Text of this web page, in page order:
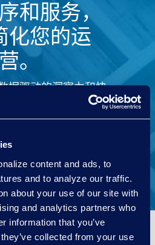
content and ads, to
and to analyze our traffic.
about your use of our site with
and analytics partners who
information that you’ve
collected from your use
和服务，
化您的运
营。
据驱动的洞察力和快
从集中式平台访问法
和整体效率。